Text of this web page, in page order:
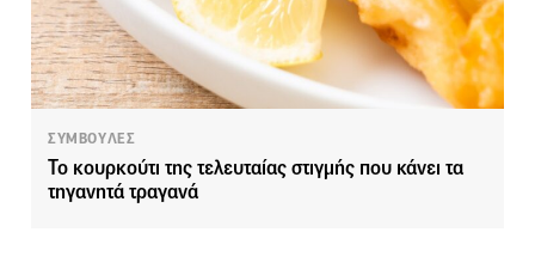
ΣΥΜΒΟΥΛΕΣ
Το κουρκούτι της τελευταίας στιγμής που κάνει τα
τηγανητά τραγανά